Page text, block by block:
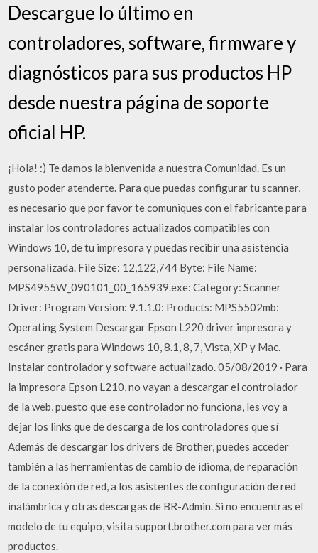
Descargue lo último en
controladores, software, firmware y
diagnósticos para sus productos HP
desde nuestra página de soporte
oficial HP.
¡Hola! :) Te damos la bienvenida a nuestra Comunidad. Es un
gusto poder atenderte. Para que puedas configurar tu scanner,
es necesario que por favor te comuniques con el fabricante para
instalar los controladores actualizados compatibles con
Windows 10, de tu impresora y puedas recibir una asistencia
personalizada. File Size: 12,122,744 Byte: File Name:
MPS4955W_090101_00_165939.exe: Category: Scanner
Driver: Program Version: 9.1.1.0: Products: MPS5502mb:
Operating System Descargar Epson L220 driver impresora y
escáner gratis para Windows 10, 8.1, 8, 7, Vista, XP y Mac.
Instalar controlador y software actualizado. 05/08/2019 · Para
la impresora Epson L210, no vayan a descargar el controlador
de la web, puesto que ese controlador no funciona, les voy a
dejar los links que de descarga de los controladores que sí
Además de descargar los drivers de Brother, puedes acceder
también a las herramientas de cambio de idioma, de reparación
de la conexión de red, a los asistentes de configuración de red
inalámbrica y otras descargas de BR-Admin. Si no encuentras el
modelo de tu equipo, visita support.brother.com para ver más
productos.